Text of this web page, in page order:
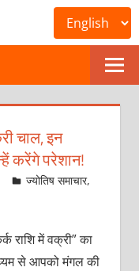
चाल, इन
करेंगे परेशान!
ज्योतिष समाचार,
राशि में वक्री” का
से आपको मंगल की